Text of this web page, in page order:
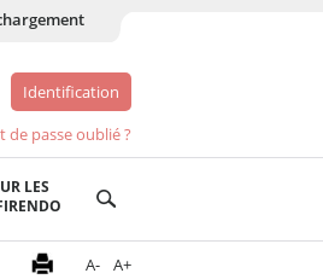
de passe oublié ?
LES
A- A+